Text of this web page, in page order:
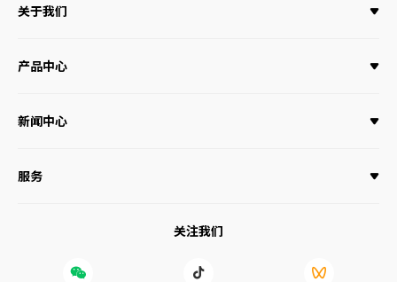
关于我们
产品中心
新闻中心
服务
关注我们